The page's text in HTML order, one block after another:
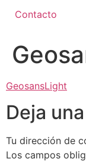
Contacto
GeosansLight
Deja
Tu dirección de
Los campos